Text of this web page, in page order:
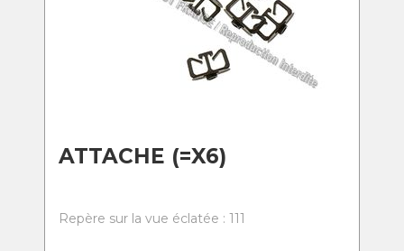
ATTACHE (=X6)
Repère sur la vue éclatée : 111